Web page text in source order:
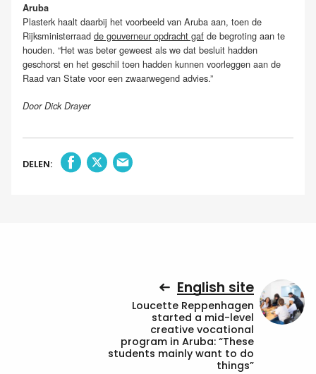
Aruba
Plasterk haalt daarbij het voorbeeld van Aruba aan, toen de
Rijksministerraad de gouverneur opdracht gaf de begroting aan te
houden. “Het was beter geweest als we dat besluit hadden
geschorst en het geschil toen hadden kunnen voorleggen aan de
Raad van State voor een zwaarwegend advies.”
Door Dick Drayer
DELEN:
English site
Loucette Reppenhagen
started a mid-level
creative vocational
program in Aruba: “These
students mainly want to do
things”